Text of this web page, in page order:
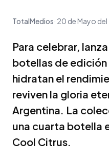
TotalMedios 20 de Mayo
Para celebrar,
botellas de
hidratan el
reviven la gloria
Argentina. La
una cuarta botella
Cool Citrus.